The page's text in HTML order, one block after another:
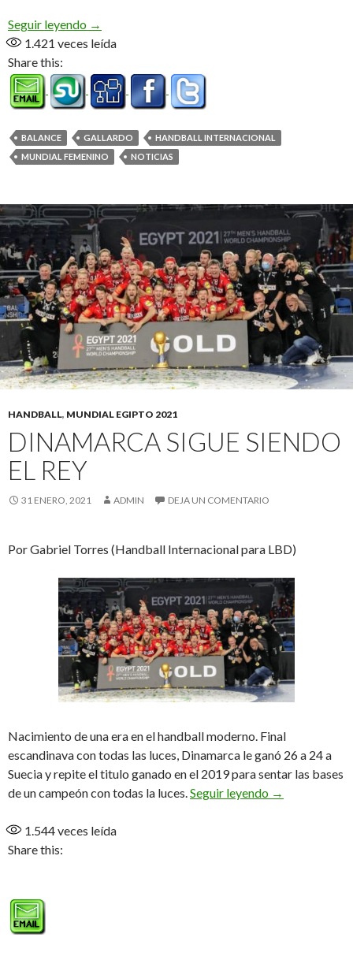
Seguir leyendo «Dady» tiene la palabra (Audio)
→
1.421 veces leída
Share this:
BALANCE GALLARDO
HANDBALL INTERNACIONAL
MUNDIAL FEMENINO
NOTICIAS
HANDBALL, MUNDIAL EGIPTO 2021
DINAMARCA SIGUE SIENDO
EL REY
31 ENERO, 2021 ADMIN DEJA UN COMENTARIO
Por Gabriel Torres (Handball Internacional para LBD)
Nacimiento de una era en el handball moderno. Final
escandinava con todas las luces, Dinamarca le ganó 26 a 24 a
Suecia y repite el titulo ganado en el 2019 para sentar las bases
de un campeón con todas la luces. Seguir leyendo Dinamarca
→
1.544veces leída
Share this: